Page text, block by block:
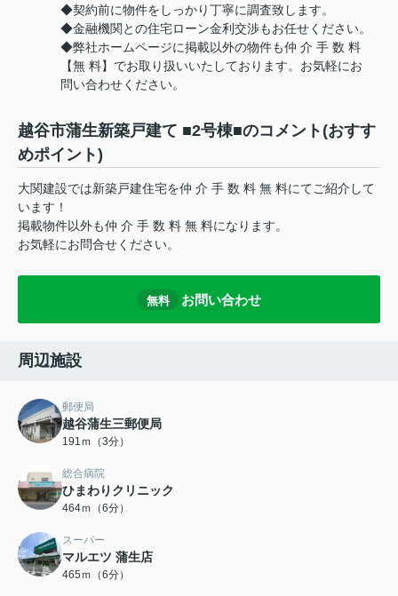
◆契約前に物件をしっかり丁寧に調査致します。
◆金融機関との住宅ローン金利交渉もお任せください。
◆弊社ホームページに掲載以外の物件も仲 介 手 数 料
【無 料】でお取り扱いいたしております。お気軽にお
問い合わせください。
越谷市蒲生新築戸建て ■2号棟■のコメント(おすす
めポイント)
大関建設では新築戸建住宅を仲 介 手 数 料 無 料にてご紹介して
います！
掲載物件以外も仲 介 手 数 料 無 料になります。
お気軽にお問合せください。
無料 お問い合わせ
周辺施設
郵便局
越谷蒲生三郵便局
191ｍ（3分）
総合病院
ひまわりクリニック
464ｍ（6分）
スーパー
マルエツ 蒲生店
465ｍ（6分）